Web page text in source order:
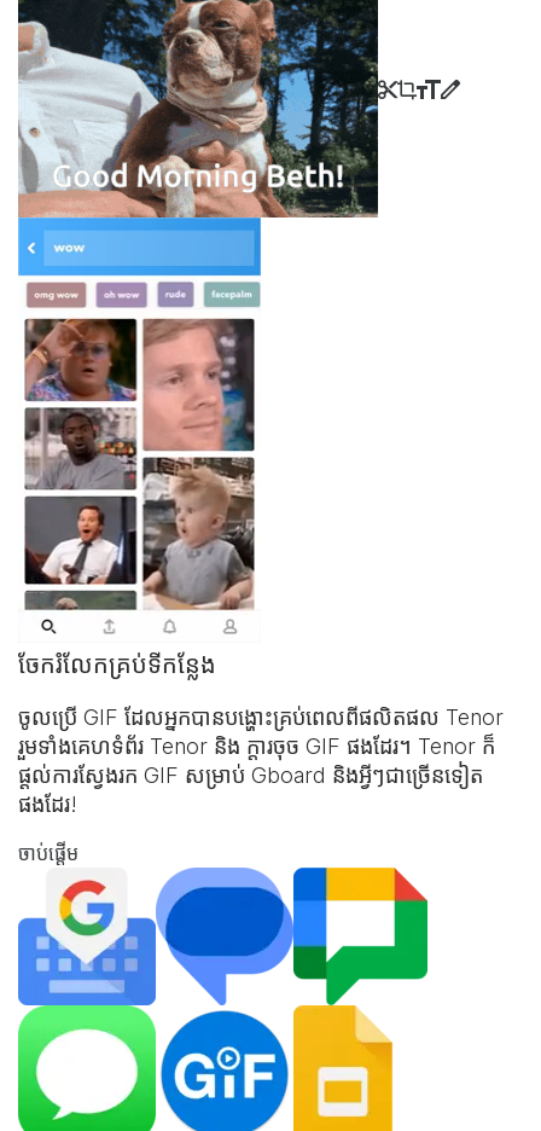
ចែករំលែកគ្រប់ទីកន្លែង
ចូលប្រើ GIF ដែលអ្នកបានបង្ហោះ​គ្រប់ពេលពី​ផលិតផល Tenor
រួមទាំង​គេហទំព័រ Tenor និង ក្ដារចុច GIF ផងដែរ។ Tenor ក៏
ផ្ដល់ការស្វែងរក GIF សម្រាប់ Gboard និងអ្វីៗជាច្រើនទៀត
ផងដែរ!
ចាប់ផ្ដើម